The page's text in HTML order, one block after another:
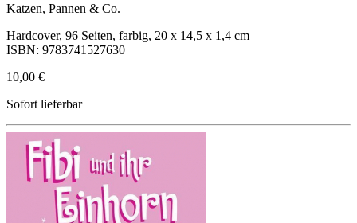
Katzen, Pannen & Co.
Hardcover, 96 Seiten, farbig, 20 x 14,5 x 1,4 cm
ISBN: 9783741527630
10,00 €
Sofort lieferbar